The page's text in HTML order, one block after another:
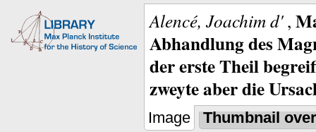
Alencé, Joachim d',
Abhandlung des
der erste Theil
zweyte aber die
Image Thumbnail